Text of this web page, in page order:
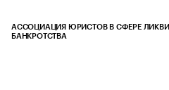
АССОЦИАЦИЯ ЮРИСТОВ В СФЕРЕ
БАНКРОТСТВА